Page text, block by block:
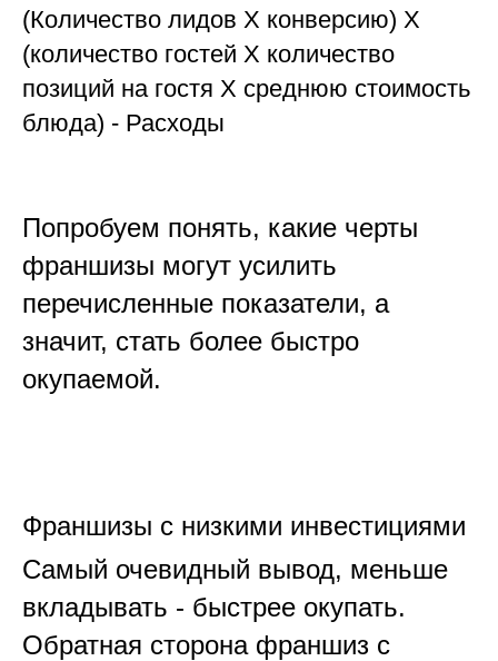
(Количество лидов Х конверсию) Х
(количество гостей Х количество
позиций на гостя Х среднюю стоимость
блюда) - Расходы
Попробуем понять, какие черты
франшизы могут усилить
перечисленные показатели, а
значит, стать более быстро
окупаемой.
Франшизы с низкими инвестициями
Самый очевидный вывод, меньше
вкладывать - быстрее окупать.
Обратная сторона франшиз с